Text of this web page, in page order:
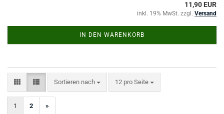
11,90 EUR
inkl. 19% MwSt. zzgl. Versand
IN DEN WARENKORB
Sortieren nach
Sortieren nach 12 pro Seite
pro Seite
1 2 »